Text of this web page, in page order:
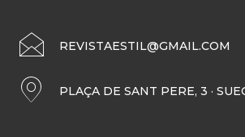
REVISTAESTIL@GMAIL.COM
PLAÇA DE SANT PERE, 3 ·